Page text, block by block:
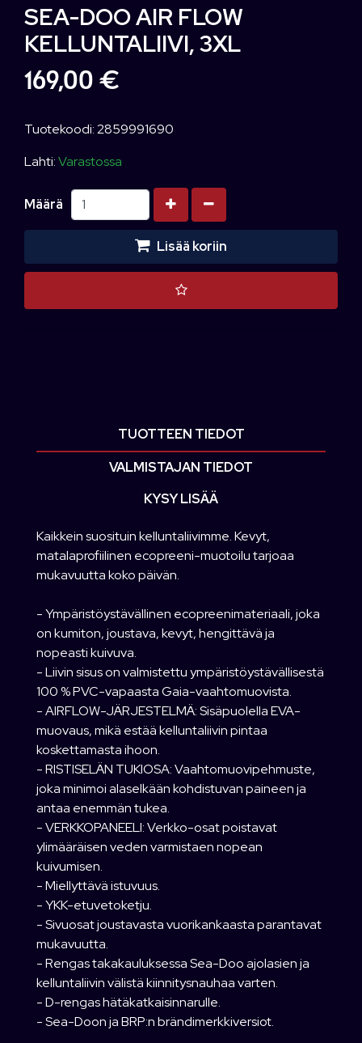
SEA-DOO AIR FLOW
KELLUNTALIIVI, 3XL
169,00 €
Tuotekoodi: 2859991690
Lahti:Varastossa
Määrä Kasvata määrää
Vähennä määrää
Lisää koriin
TUOTTEEN TIEDOT
VALMISTAJAN TIEDOT
KYSY LISÄÄ
Kaikkein suosituin kelluntaliivimme. Kevyt,
matalaprofiilinen ecopreeni-muotoilu tarjoaa
mukavuutta koko päivän.
- Ympäristöystävällinen ecopreenimateriaali, joka
on kumiton, joustava, kevyt, hengittävä ja
nopeasti kuivuva.
- Liivin sisus on valmistettu ympäristöystävällisestä
100 % PVC-vapaasta Gaia-vaahtomuovista.
- AIRFLOW-JÄRJESTELMÄ: Sisäpuolella EVA-
muovaus, mikä estää kelluntaliivin pintaa
koskettamasta ihoon.
- RISTISELÄN TUKIOSA: Vaahtomuovipehmuste,
joka minimoi alaselkään kohdistuvan paineen ja
antaa enemmän tukea.
- VERKKOPANEELI: Verkko-osat poistavat
ylimääräisen veden varmistaen nopean
kuivumisen.
- Miellyttävä istuvuus.
- YKK-etuvetoketju.
- Sivuosat joustavasta vuorikankaasta parantavat
mukavuutta.
- Rengas takakauluksessa Sea-Doo ajolasien ja
kelluntaliivin välistä kiinnitysnauhaa varten.
- D-rengas hätäkatkaisinnarulle.
- Sea-Doon ja BRP:n brändimerkkiversiot.